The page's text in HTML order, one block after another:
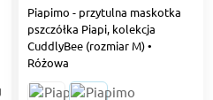
Piapimo - przytulna maskotka
pszczółka Piapi, kolekcja
CuddlyBee (rozmiar M) •
Różowa